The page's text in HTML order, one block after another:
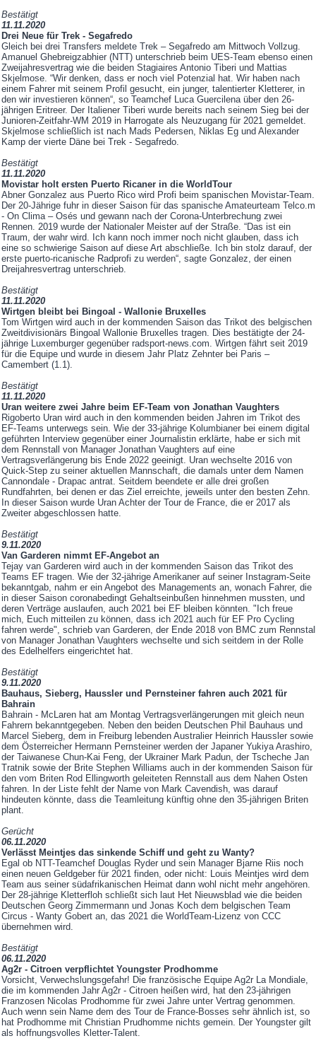
Bestätigt
11.11.2020
Drei Neue für Trek - Segafredo
Gleich bei drei Transfers meldete Trek – Segafredo am Mittwoch Vollzug.
Amanuel Ghebreigzabhier (NTT) unterschrieb beim UES-Team ebenso einen
Zweijahresvertrag wie die beiden Stagiaires Antonio Tiberi und Mattias
Skjelmose. “Wir denken, dass er noch viel Potenzial hat. Wir haben nach
einem Fahrer mit seinem Profil gesucht, ein junger, talentierter Kletterer, in
den wir investieren können“, so Teamchef Luca Guercilena über den 26-
jährigen Eritreer. Der Italiener Tiberi wurde bereits nach seinem Sieg bei der
Junioren-Zeitfahr-WM 2019 in Harrogate als Neuzugang für 2021 gemeldet.
Skjelmose schließlich ist nach Mads Pedersen, Niklas Eg und Alexander
Kamp der vierte Däne bei Trek - Segafredo.
Bestätigt
11.11.2020
Movistar holt ersten Puerto Ricaner in die WorldTour
Abner Gonzalez aus Puerto Rico wird Profi beim spanischen Movistar-Team.
Der 20-Jährige fuhr in dieser Saison für das spanische Amateurteam Telco.m
- On Clima – Osés und gewann nach der Corona-Unterbrechung zwei
Rennen. 2019 wurde der Nationaler Meister auf der Straße. “Das ist ein
Traum, der wahr wird. Ich kann noch immer noch nicht glauben, dass ich
eine so schwierige Saison auf diese Art abschließe. Ich bin stolz darauf, der
erste puerto-ricanische Radprofi zu werden“, sagte Gonzalez, der einen
Dreijahresvertrag unterschrieb.
Bestätigt
11.11.2020
Wirtgen bleibt bei Bingoal - Wallonie Bruxelles
Tom Wirtgen wird auch in der kommenden Saison das Trikot des belgischen
Zweitdivisionärs Bingoal Wallonie Bruxelles tragen. Dies bestätigte der 24-
jährige Luxemburger gegenüber radsport-news.com. Wirtgen fährt seit 2019
für die Equipe und wurde in diesem Jahr Platz Zehnter bei Paris –
Camembert (1.1).
Bestätigt
11.11.2020
Uran weitere zwei Jahre beim EF-Team von Jonathan Vaughters
Rigoberto Uran wird auch in den kommenden beiden Jahren im Trikot des
EF-Teams unterwegs sein. Wie der 33-jährige Kolumbianer bei einem digital
geführten Interview gegenüber einer Journalistin erklärte, habe er sich mit
dem Rennstall von Manager Jonathan Vaughters auf eine
Vertragsverlängerung bis Ende 2022 geeinigt. Uran wechselte 2016 von
Quick-Step zu seiner aktuellen Mannschaft, die damals unter dem Namen
Cannondale - Drapac antrat. Seitdem beendete er alle drei großen
Rundfahrten, bei denen er das Ziel erreichte, jeweils unter den besten Zehn.
In dieser Saison wurde Uran Achter der Tour de France, die er 2017 als
Zweiter abgeschlossen hatte.
Bestätigt
9.11.2020
Van Garderen nimmt EF-Angebot an
Tejay van Garderen wird auch in der kommenden Saison das Trikot des
Teams EF tragen. Wie der 32-jährige Amerikaner auf seiner Instagram-Seite
bekanntgab, nahm er ein Angebot des Managements an, wonach Fahrer, die
in dieser Saison coronabedingt Gehaltseinbußen hinnehmen mussten, und
deren Verträge auslaufen, auch 2021 bei EF bleiben könnten. "Ich freue
mich, Euch mitteilen zu können, dass ich 2021 auch für EF Pro Cycling
fahren werde", schrieb van Garderen, der Ende 2018 von BMC zum
von Manager Jonathan Vaughters wechselte und sich seitdem in der Rolle
des Edelhelfers eingerichtet hat.
Bestätigt
9.11.2020
Bauhaus, Sieberg, Haussler und Pernsteiner fahren auch 2021 für
Bahrain
Bahrain - McLaren hat am Montag Vertragsverlängerungen mit gleich neun
Fahrern bekanntgegeben. Neben den beiden Deutschen Phil Bauhaus und
Marcel Sieberg, dem in Freiburg lebenden Australier Heinrich Haussler sowie
dem Österreicher Hermann Pernsteiner werden der Japaner Yukiya Arashiro,
der Taiwanese Chun-Kai Feng, der Ukrainer Mark Padun, der Tscheche Jan
Tratnik sowie der Brite Stephen Williams auch in der kommenden Saison für
den vom Briten Rod Ellingworth geleiteten Rennstall aus dem Nahen Osten
fahren. In der Liste fehlt der Name von Mark Cavendish, was darauf
hindeuten könnte, dass die Teamleitung künftig ohne den 35-jährigen Briten
plant.
Gerücht
06.11.2020
Verlässt Meintjes das sinkende Schiff und geht zu Wanty?
Egal ob NTT-Teamchef Douglas Ryder und sein Manager Bjarne Riis noch
einen neuen Geldgeber für 2021 finden, oder nicht: Louis Meintjes wird dem
Team aus seiner südafrikanischen Heimat dann wohl nicht mehr angehören.
Der 28-jährige Kletterfloh schließt sich laut Het Nieuwsblad wie die beiden
Deutschen Georg Zimmermann und Jonas Koch dem belgischen Team
Circus - Wanty Gobert an, das 2021 die WorldTeam-Lizenz von CCC
übernehmen wird.
Bestätigt
06.11.2020
Ag2r - Citroen verpflichtet Youngster Prodhomme
Vorsicht, Verwechslungsgefahr! Die französische Equipe Ag2r La Mondiale,
die im kommenden Jahr Ag2r - Citroen heißen wird, hat den 23-jährigen
Franzosen Nicolas Prodhomme für zwei Jahre unter Vertrag genommen.
Auch wenn sein Name dem des Tour de France-Bosses sehr ähnlich ist, so
hat Prodhomme mit Christian Prudhomme nichts gemein. Der Youngster gilt
als hoffnungsvolles Kletter-Talent.